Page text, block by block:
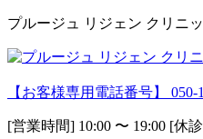
プルージュ リジェン クリニ
【お客様専用電話番号】 050-
[営業時間] 10:00 〜 19:00 [休